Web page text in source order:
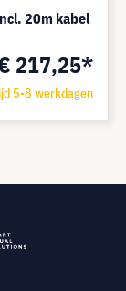
20m kabel
€ 217,25*
5-8 werkdagen